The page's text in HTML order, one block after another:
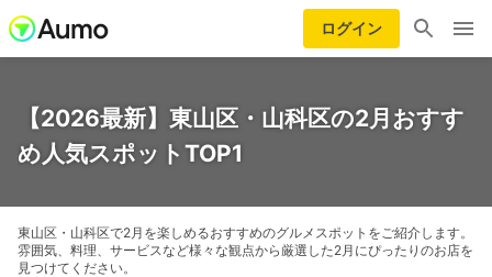
ログイン
【2026最新】東山区・山科区の2月おすす
め人気スポットTOP1
東山区・山科区で2月を楽しめるおすすめのグルメスポットをご紹介します。
雰囲気、料理、サービスなど様々な観点から厳選した2月にぴったりのお店を
見つけてください。